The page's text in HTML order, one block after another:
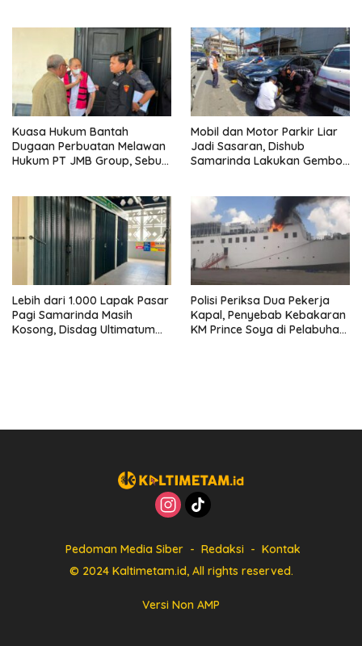
Kuasa Hukum Bantah
Dugaan Perbuatan Melawan
Hukum PT JMB Group, Sebut
Mobil dan Motor Parkir Liar
Jadi Sasaran, Dishub
Samarinda Lakukan Gembok
Lebih dari 1.000 Lapak Pasar
Pagi Samarinda Masih
Kosong, Disdag Ultimatum
Polisi Periksa Dua Pekerja
Kapal, Penyebab Kebakaran
KM Prince Soya di Pelabuhan
Pedoman Media Siber Redaksi
Kontak
© 2024 Kaltimetam.id, All rights reserved.
Versi Non AMP